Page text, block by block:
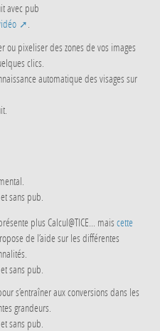
avec pub
ou pixeliser des zones de vos images
clics.
automatique des visages sur
sans pub.
plus Calcul@TICE... maiscette
de l’aide sur les différentes
sans pub.
s’entraîner aux conversions dans les
grandeurs.
sans pub.